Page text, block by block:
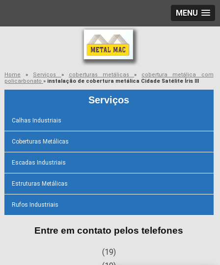
MENU
Home » Serviços » coberturas metálicas» cobertura metálica com
policarbonato » instalação de cobertura metálica Cidade Satélite Íris III
Serviços
Calhas Industriais
Coberturas Metálicas
Escadas Industriais
Estruturas Metálicas
Rufos Industriais
Entre em contato pelos telefones
(19)